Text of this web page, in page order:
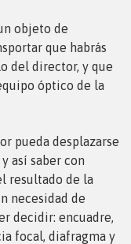
objeto de
que habrás
del director, y que
óptico de la
pueda desplazarse
así saber con
resultado de la
necesidad de
decidir: encuadre,
focal, diafragma y